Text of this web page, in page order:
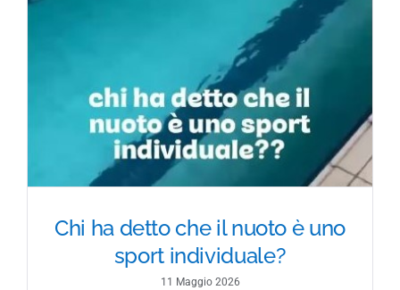
Chi ha detto che il nuoto è uno
sport individuale?
11 Maggio 2026